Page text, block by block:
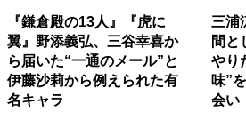
『鎌倉殿の13人』『虎に
翼』野添義弘、三谷幸喜か
ら届いた“一通のメール”と
伊藤沙莉から例えられた有
名キャラ
三浦
間と
やり
味”
会い